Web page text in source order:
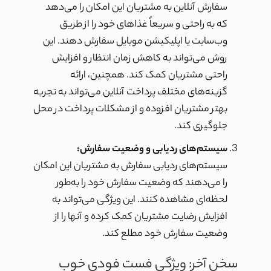
سفارش آنلاین به مشتریان این امکان را می‌دهد
که به راحتی و سریعاً غذاهای خود را از طریق
وب‌سایت یا اپلیکیشن موبایل سفارش دهند. این
روش می‌تواند به کاهش زمان انتظار و افزایش
راحتی مشتریان کمک کند. همچنین، ارائه
گزینه‌های مختلف پرداخت آنلاین می‌تواند به تجربه
بهتر مشتریان افزوده و از مشکلات پرداخت در محل
جلوگیری کند.
سیستم‌های ردیابی و وضعیت سفارش:
سیستم‌های ردیابی سفارش به مشتریان این امکان
را می‌دهند که وضعیت سفارش خود را به‌طور
لحظه‌ای مشاهده کنند. این ویژگی می‌تواند به
افزایش رضایت مشتریان کمک کرده و آنها را از
وضعیت سفارش خود مطلع کند.
سخن آخر: ویژگی فست فودی خوب